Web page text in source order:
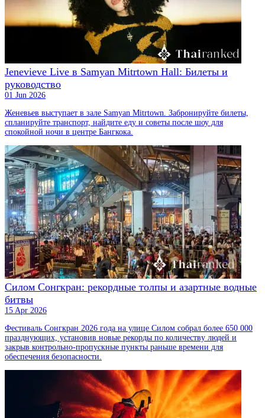
Jenevieve Live в Samyan Mitrtown Hall: Билеты и
руководство
01 Jun 2026
Женевьев выступает в зале Samyan Mitrtown. Забронируйте билеты,
спланируйте транспорт, найдите еду и советы после шоу для
спокойной ночи в центре Бангкока.
Силом Сонгкран: рекордные толпы и азартные водные
битвы
15 Apr 2026
Фестиваль Сонгкран 2026 года на улице Силом собрал более 650 000
празднующих, установив новые рекорды по количеству людей и
закрыв контрольно-пропускные пункты раньше времени для
обеспечения безопасности.